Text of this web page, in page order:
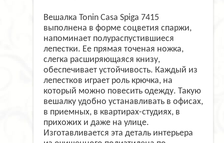
Вешалка Tonin Casa Spiga 7415
выполнена в форме соцветия спаржи,
напоминает полураспустившиеся
лепестки. Ее прямая точеная ножка,
слегка расширяющаяся книзу,
обеспечивает устойчивость. Каждый из
лепестков играет роль крючка, на
который можно повесить одежду. Такую
вешалку удобно устанавливать в офисах,
в приемных, в квартирах-студиях, в
прихожих и даже на улице.
Изготавливается эта деталь интерьера